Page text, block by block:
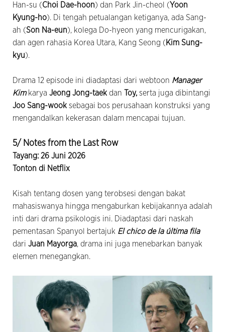
Han-su (Choi Dae-hoon) dan Park Jin-cheol (Yoon
Kyung-ho). Di tengah petualangan ketiganya, ada Sang-
ah (Son Na-eun), kolega Do-hyeon yang mencurigakan,
dan agen rahasia Korea Utara, Kang Seong (Kim Sung-
kyu).
Drama 12 episode ini diadaptasi dari webtoon Manager
Kimkarya Jeong Jong-taek dan Toy, serta juga dibintangi
Joo Sang-wook sebagai bos perusahaan konstruksi yang
mengandalkan kekerasan dalam mencapai tujuan.
5/ Notes from the Last Row
Tayang: 26 Juni 2026
Tonton di Netflix
Kisah tentang dosen yang terobsesi dengan bakat
mahasiswanya hingga mengaburkan kebijakannya adalah
inti dari drama psikologis ini. Diadaptasi dari naskah
pementasan Spanyol bertajuk El chico de la última fila
dari Juan Mayorga, drama ini juga menebarkan banyak
elemen menegangkan.